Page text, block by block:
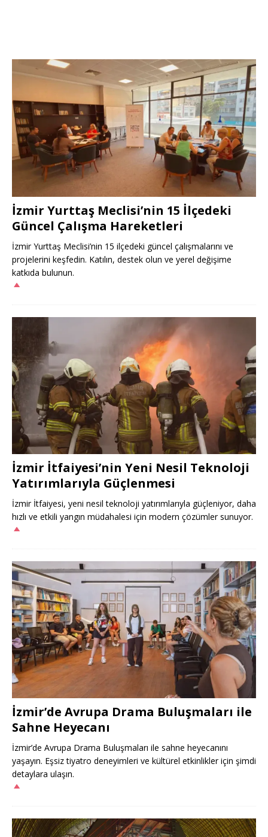
İzmir Yurttaş Meclisi’nin 15 İlçedeki
Güncel Çalışma Hareketleri
İzmir Yurttaş Meclisi’nin 15 ilçedeki güncel çalışmalarını ve
projelerini keşfedin. Katılın, destek olun ve yerel değişime
katkıda bulunun.
İzmir İtfaiyesi’nin Yeni Nesil Teknoloji
Yatırımlarıyla Güçlenmesi
İzmir İtfaiyesi, yeni nesil teknoloji yatırımlarıyla güçleniyor, daha
hızlı ve etkili yangın müdahalesi için modern çözümler sunuyor.
İzmir’de Avrupa Drama Buluşmaları ile
Sahne Heyecanı
İzmir’de Avrupa Drama Buluşmaları ile sahne heyecanını
yaşayın. Eşsiz tiyatro deneyimleri ve kültürel etkinlikler için şimdi
detaylara ulaşın.